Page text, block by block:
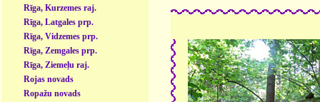
Rīga, Kurzemes raj.
Rīga, Latgales prp.
Rīga, Vidzemes prp.
Rīga, Zemgales prp.
Rīga, Ziemeļu raj.
Rojas novads
Ropažu novads